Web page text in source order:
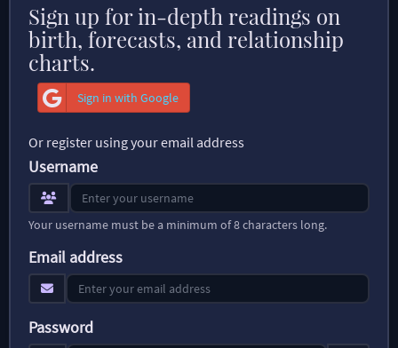
Sign up for in-depth readings on
birth, forecasts, and relationship
charts.
Sign in with Google
Or register using your email address
Username
Your username must be a minimum of 8 characters long.
Email address
Password